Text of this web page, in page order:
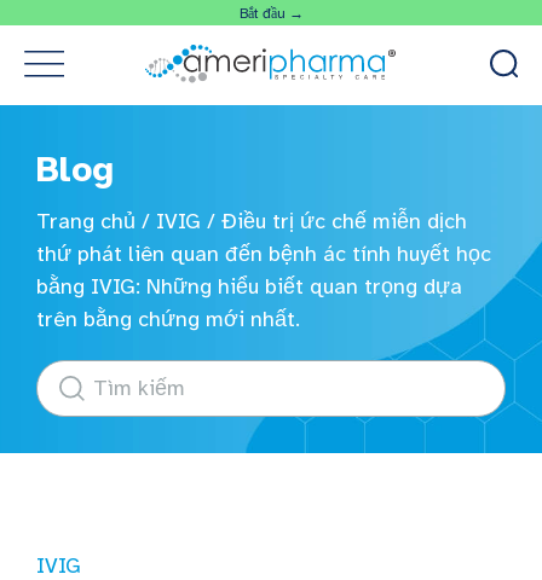
Bắt đầu →
Blog
Trang chủ / IVIG / Điều trị ức chế miễn dịch
thứ phát liên quan đến bệnh ác tính huyết học
bằng IVIG: Những hiểu biết quan trọng dựa
trên bằng chứng mới nhất.
IVIG